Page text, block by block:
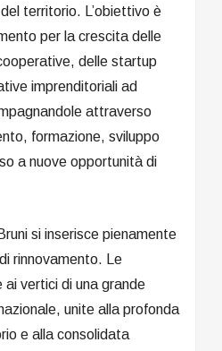
territorio. L’obiettivo è
per la crescita delle
delle startup
imprenditoriali ad
attraverso
formazione, sviluppo
a nuove opportunità di
si inserisce pienamente
rinnovamento. Le
vertici di una grande
unite alla profonda
e alla consolidata